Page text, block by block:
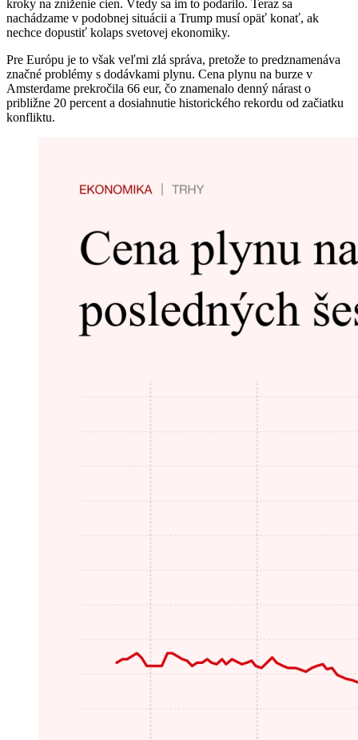
kroky na zníženie cien. Vtedy sa im to podarilo. Teraz sa
nachádzame v podobnej situácii a Trump musí opäť konať, ak
nechce dopustiť kolaps svetovej ekonomiky.
Pre Európu je to však veľmi zlá správa, pretože to predznamenáva
značné problémy s dodávkami plynu. Cena plynu na burze v
Amsterdame prekročila 66 eur, čo znamenalo denný nárast o
približne 20 percent a dosiahnutie historického rekordu od začiatku
konfliktu.